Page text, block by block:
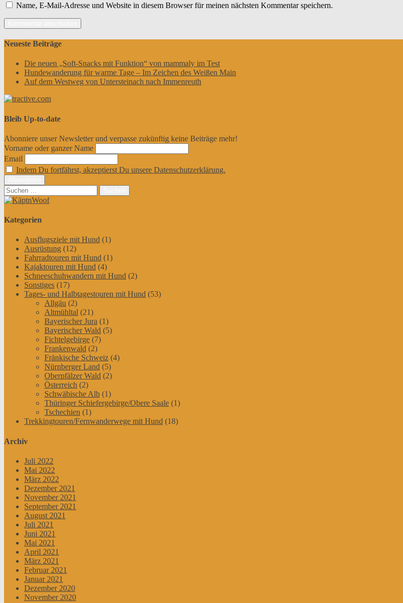
Name, E-Mail-Adresse und Website in diesem Browser für meinen nächsten Kommentar speichern.
Neueste Beiträge
Die neuen „Soft-Snacks mit Funktion“ von mammaly im Test
Hundewanderung für warme Tage – Im Zeichen des Weißen Main
Auf dem Westweg von Untersteinach nach Immenreuth
Bleib Up-to-date
Abonniere unser Newsletter und verpasse zukünftig keine Beiträge mehr!
Vorname oder ganzer Name
Email
Indem Du fortfährst, akzeptierst Du unsere Datenschutzerklärung.
Suchen
nach:
Kategorien
Ausflugsziele mit Hund (1)
Ausrüstung (12)
Fahrradtouren mit Hund (1)
Kajaktouren mit Hund (4)
Schneeschuhwandern mit Hund (2)
Sonstiges (17)
Tages- und Halbtagestouren mit Hund (53)
Allgäu (2)
Altmühltal (21)
Bayerischer Jura (1)
Bayerischer Wald (5)
Fichtelgebirge (7)
Frankenwald (2)
Fränkische Schweiz (4)
Nürnberger Land (5)
Oberpfälzer Wald (2)
Österreich (2)
Schwäbische Alb (1)
Thüringer Schiefergebirge/Obere Saale (1)
Tschechien (1)
Trekkingtouren/Fernwanderwege mit Hund (18)
Archiv
Juli 2022
Mai 2022
März 2022
Dezember 2021
November 2021
September 2021
August 2021
Juli 2021
Juni 2021
Mai 2021
April 2021
März 2021
Februar 2021
Januar 2021
Dezember 2020
November 2020